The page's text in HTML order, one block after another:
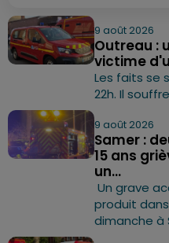
9 août 2026
Outreau :
victime
Les faits se
22h. Il
9 août 2026
Samer :
15 ans
un...
Un grave
produit
dimanche à